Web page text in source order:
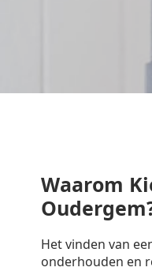
Waarom
Het vinden van
onderhouden en